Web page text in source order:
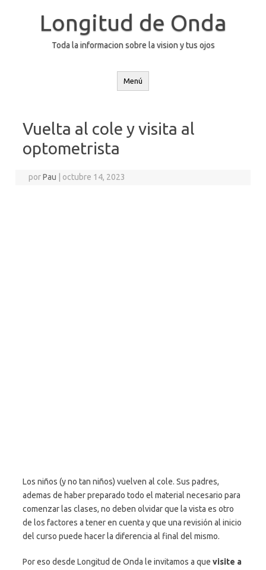
Longitud de Onda
Toda la informacion sobre la vision y tus ojos
Menú
Vuelta al cole y visita al
optometrista
porPau octubre 14, 2023
Los niños (y no tan niños) vuelven al cole. Sus padres,
ademas de haber preparado todo el material necesario para
comenzar las clases, no deben olvidar que la vista es otro
de los factores a tener en cuenta y que una revisión al inicio
del curso puede hacer la diferencia al final del mismo.
Por eso desde Longitud de Onda le invitamos a que visite a